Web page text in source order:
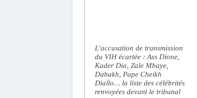
L’accusation de transmission
du VIH écartée : Ass Dione,
Kader Dia, Zale Mbaye,
Dabakh, Pape Cheikh
Diallo… la liste des célébrités
renvoyées devant le tribunal